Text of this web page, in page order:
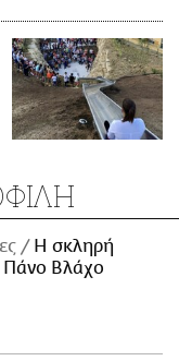
H σκληρή
Πάνο Βλάχο